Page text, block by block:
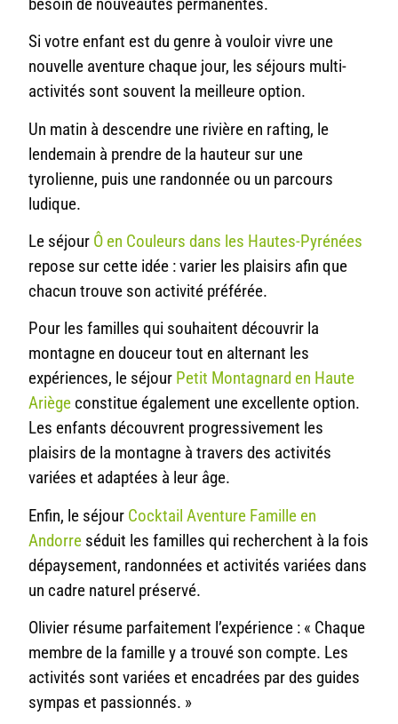
Si votre enfant est du genre à vouloir vivre une
nouvelle aventure chaque jour, les séjours multi-
activités sont souvent la meilleure option.
Un matin à descendre une rivière en rafting, le
lendemain à prendre de la hauteur sur une
tyrolienne, puis une randonnée ou un parcours
ludique.
Le séjour Ô en Couleurs dans les Hautes-Pyrénées
repose sur cette idée : varier les plaisirs afin que
chacun trouve son activité préférée.
Pour les familles qui souhaitent découvrir la
montagne en douceur tout en alternant les
expériences, le séjour Petit Montagnard en Haute
Ariège constitue également une excellente option.
Les enfants découvrent progressivement les
plaisirs de la montagne à travers des activités
variées et adaptées à leur âge.
Enfin, le séjour Cocktail Aventure Famille en
Andorre séduit les familles qui recherchent à la fois
dépaysement, randonnées et activités variées dans
un cadre naturel préservé.
Olivier résume parfaitement l’expérience : « Chaque
membre de la famille y a trouvé son compte. Les
activités sont variées et encadrées par des guides
sympas et passionnés. »